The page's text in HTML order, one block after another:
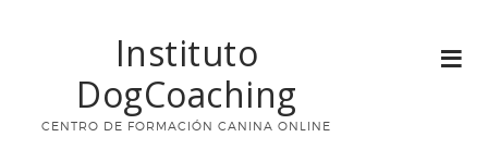
Instituto
DogCoaching
CENTRO DE FORMACIÓN CANINA ONLINE